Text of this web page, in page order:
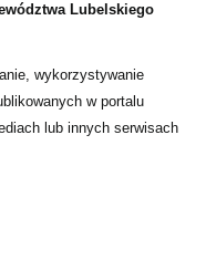
Lubelskiego
wykorzystywanie
w portalu
lub innych serwisach